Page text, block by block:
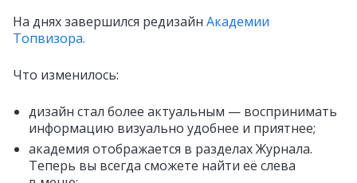
На днях завершился редизайн Академии
Топвизора.
Что изменилось:
дизайн стал более актуальным — воспринимать
информацию визуально удобнее и приятнее;
академия отображается в разделах Журнала.
Теперь вы всегда сможете найти её слева